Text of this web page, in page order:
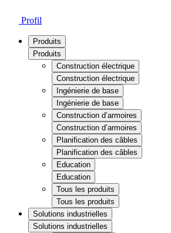
Profil
Produits
Produits
Construction électrique
Construction électrique
Ingénierie de base
Ingénierie de base
Construction d’armoires
Construction d’armoires
Planification des câbles
Planification des câbles
Education
Education
Tous les produits
Tous les produits
Solutions industrielles
Solutions industrielles